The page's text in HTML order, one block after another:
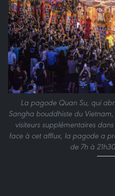
La pagode Quan Su, qui
Sangha bouddhiste du
visiteurs supplémentaires
face à cet afflux, la pagode a
de 7h à